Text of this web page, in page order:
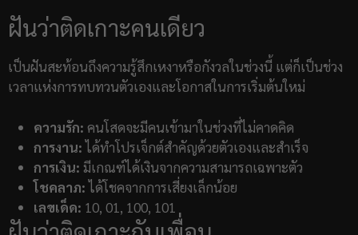
ฝันว่าติดเกาะคนเดียว
เป็นฝันสะท้อนถึงความรู้สึกเหงาหรือกังวลในช่วงนี้ แต่ก็เป็นช่วง
เวลาแห่งการทบทวนตัวเองและโอกาสในการเริ่มต้นใหม่
ความรัก: คนโสดจะมีคนเข้ามาในช่วงที่ไม่คาดคิด
การงาน:ได้ทำโปรเจ็กต์สำคัญด้วยตัวเองและสำเร็จ
การเงิน: มีเกณฑ์ได้เงินจากความสามารถเฉพาะตัว
โชคลาภ:ได้โชคจากการเสี่ยงเล็กน้อย
เลขเด็ด: 10, 01, 100, 101